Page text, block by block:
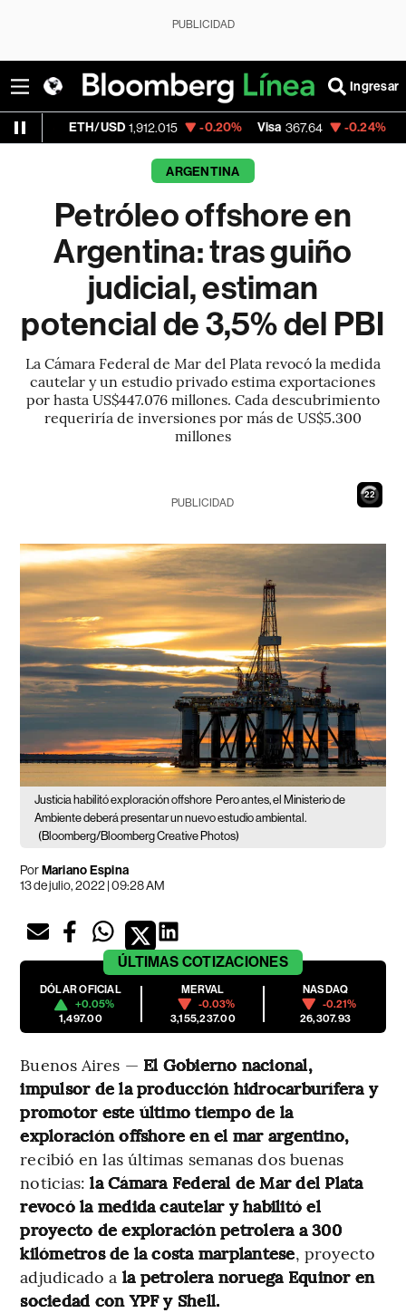
PUBLICIDAD
Ingresar
1,912.015 -0.20% Visa 367.64 -0.24% MercadoLibre
ARGENTINA
Petróleo offshore en
Argentina: tras guiño
judicial, estiman
potencial de 3,5% del PBI
La Cámara Federal de Mar del Plata revocó la medida
cautelar y un estudio privado estima exportaciones
por hasta US$447.076 millones. Cada descubrimiento
requeriría de inversiones por más de US$5.300
millones
21
PUBLICIDAD
Justicia habilitó exploración offshore Pero antes, el Ministerio de
Ambiente deberá presentar un nuevo estudio ambiental.
(Bloomberg/Bloomberg Creative Photos)
PorMariano Espina
13 de julio, 2022 | 09:28 AM
ÚLTIMAS COTIZACIONES
DÓLAR OFICIAL
+0.05%
1,497.00
MERVAL
-0.03%
3,155,237.00
NASDAQ
-0.21%
26,307.93
Buenos Aires — El Gobierno nacional,
impulsor de la producción hidrocarburífera y
promotor este último tiempo de la
exploración offshore en el mar argentino,
recibió en las últimas semanas dos buenas
noticias:la Cámara Federal de Mar del Plata
revocó la medida cautelar y habilitó el
proyecto de exploración petrolera a 300
kilómetros de la costa marplantese, proyecto
adjudicado a la petrolera noruega Equinor en
sociedad con YPF y Shell.